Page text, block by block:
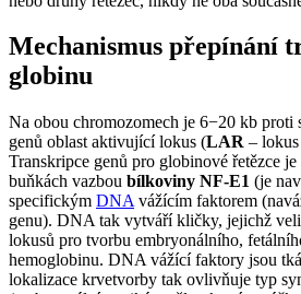
Mechanismus přepínání
globinu
Na obou chromozomech je 6−20 kb proti
genů oblast aktivující lokus (LAR –
Transkripce genů pro globinové řetězce
buňkách vazbou bílkoviny NF-E1 (je
specifickým DNA vážícím faktorem
genu). DNA tak vytváří kličky, jejichž
lokusů pro tvorbu embryonálního,
hemoglobinu. DNA vážící faktory jsou
lokalizace krvetvorby tak ovlivňuje typ